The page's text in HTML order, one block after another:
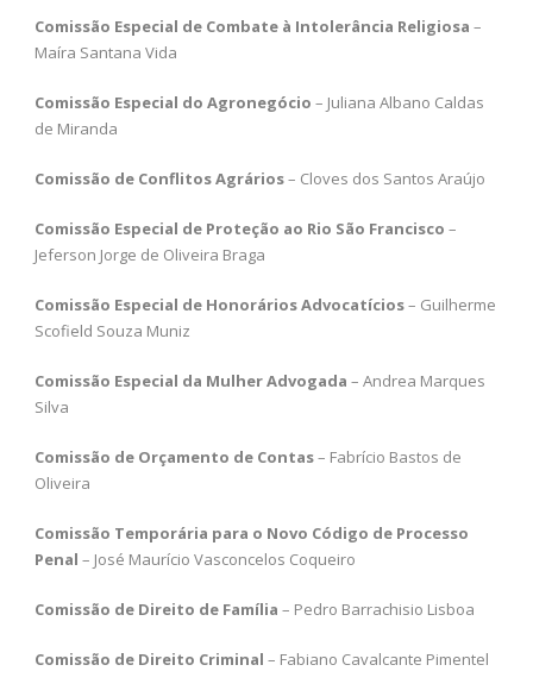
Comissão Especial de Combate à Intolerância Religiosa –
Maíra Santana Vida
Comissão Especial do Agronegócio – Juliana Albano Caldas
de Miranda
Comissão de Conflitos Agrários– Cloves dos Santos Araújo
Comissão Especial de Proteção ao Rio São Francisco –
Jeferson Jorge de Oliveira Braga
Comissão Especial de Honorários Advocatícios– Guilherme
Scofield Souza Muniz
Comissão Especial da Mulher Advogada – Andrea Marques
Silva
Comissão de Orçamento de Contas– Fabrício Bastos de
Oliveira
Comissão Temporária para o Novo Código de Processo
Penal – José Maurício Vasconcelos Coqueiro
Comissão de Direito de Família – Pedro Barrachisio Lisboa
Comissão de Direito Criminal – Fabiano Cavalcante Pimentel